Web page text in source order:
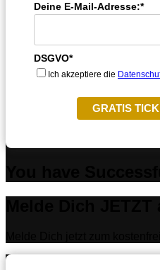
Deine E-Mail-Adresse:*
DSGVO*
Ich akzeptiere die
GRATIS